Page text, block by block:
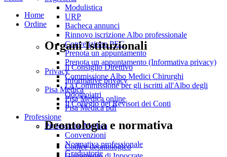
Home
Ordine
Organi Istituzionali
Il Consiglio Direttivo
Commissione Albo Medici Chirurghi
La Commissione per gli iscritti all'Albo degli
Odontoiatri
Il Collegio dei Revisori dei Conti
Deontologia e normativa
Codice deontologico
Modulistica
URP
Bacheca annunci
Rinnovo iscrizione Albo professionale
Convenzione PEC
Prenota un appuntamento
Prenota un appuntamento (Informativa privacy)
Privacy
Informative privacy
Pisa Medica
Pisa Medica online
Pisa Medica pdf
Professione
Professione Medica
Convenzioni
Normativa professionale
Graduatorie